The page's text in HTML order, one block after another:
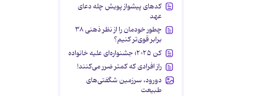
کدهای پیشواز پویش چله دعای
عهد
چطور خودمان را از نظر ذهنی ۳۸
برابر قوی‌تر کنیم؟
کن ۲۰۲۵؛ جشنواره‌ای علیه خانواده
راز افرادی که کمتر ضرر می‌کنند!
دورود، سرزمین شگفتی‌های
طبیعت